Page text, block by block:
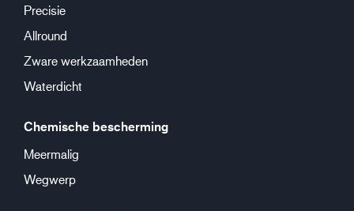
Precisie
Allround
Zware werkzaamheden
Waterdicht
Chemische bescherming
Meermalig
Wegwerp